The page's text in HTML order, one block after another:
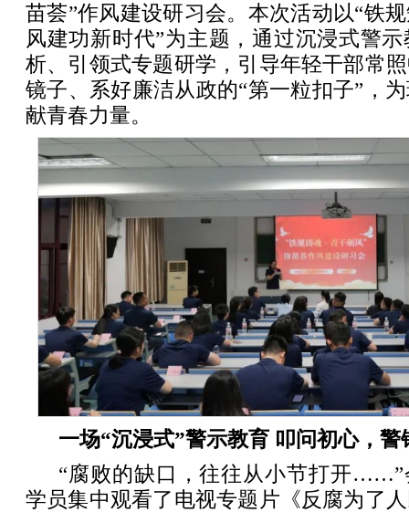
苗荟”作风建设研习会。本次活动以“铁
风建功新时代”为主题，通过沉浸式警
析、引领式专题研学，引导年轻干部常
镜子、系好廉洁从政的“第一粒扣子”，
献青春力量。
一场“沉浸式”警示教育 叩问初心，警
“腐败的缺口，往往从小节打开……”
学员集中观看了电视专题片《反腐为了